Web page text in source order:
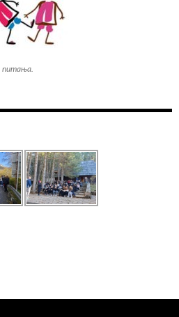
питања.